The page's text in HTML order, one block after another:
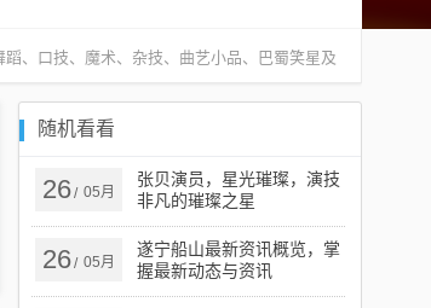
、口技、魔术、杂技、曲艺小品、巴蜀笑星及
随机看看
26/ 05月
张贝演员，星光璀璨，演技
非凡的璀璨之星
26/ 05月
遂宁船山最新资讯概览，掌
握最新动态与资讯